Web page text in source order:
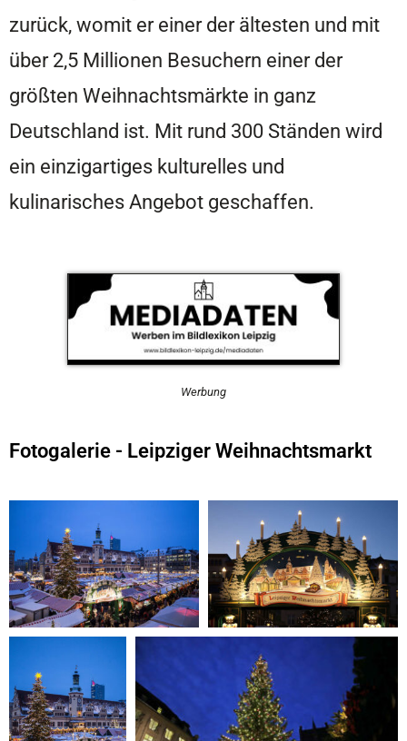
zurück, womit er einer der ältesten und mit
über 2,5 Millionen Besuchern einer der
größten Weihnachtsmärkte in ganz
Deutschland ist. Mit rund 300 Ständen wird
ein einzigartiges kulturelles und
kulinarisches Angebot geschaffen.
Werbung
Fotogalerie - Leipziger Weihnachtsmarkt